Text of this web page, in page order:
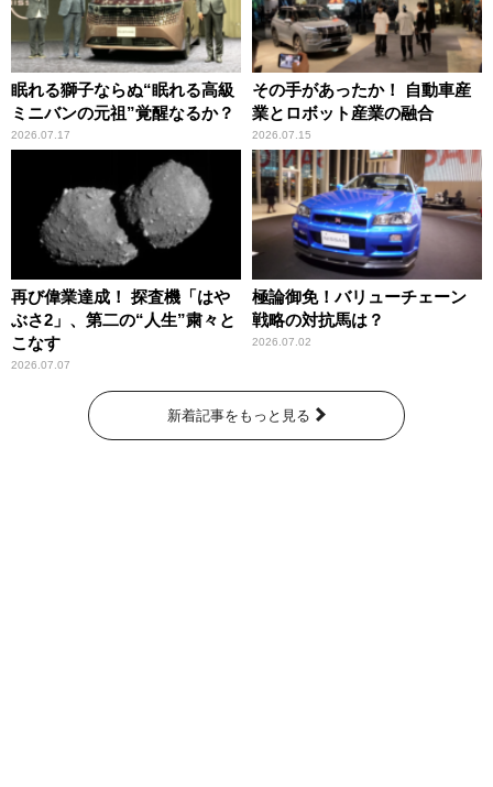
眠れる獅子ならぬ“眠れる高級
ミニバンの元祖”覚醒なるか？
2026.07.17
その手があったか！ 自動車産
業とロボット産業の融合
2026.07.15
再び偉業達成！ 探査機「はや
ぶさ2」、第二の“人生”粛々と
こなす
2026.07.07
極論御免！バリューチェーン
戦略の対抗馬は？
2026.07.02
新着記事をもっと見る